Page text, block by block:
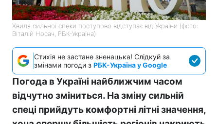
Хвиля сильної спеки поступово відступає від України (фото:
Віталій Носач, РБК-Україна)
Стихія не застане зненацька! Слідкуй за
змінами погоди з РБК-Україна у Google
Погода в Україні найближчим часом
відчутно зміниться. На зміну сильній
спеці прийдуть комфортні літні значення,